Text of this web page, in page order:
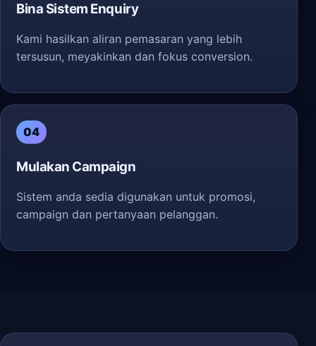
Bina Sistem Enquiry
Kami hasilkan aliran pemasaran yang lebih
tersusun, meyakinkan dan fokus conversion.
04
Mulakan Campaign
Sistem anda sedia digunakan untuk promosi,
campaign dan pertanyaan pelanggan.